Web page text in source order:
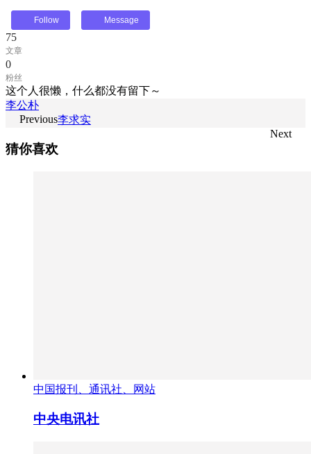
Follow Message
75
文章
0
粉丝
这个人很懒，什么都没有留下～
李公朴
Previous李求实
Next
猜你喜欢
中国报刊、通讯社、网站
中央电讯社